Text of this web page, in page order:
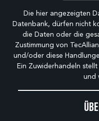
Die hier angezeigten
Datenbank, dürfen nicht
die Daten oder die
Zustimmung von
und/oder diese
Ein Zuwiderhandeln
und